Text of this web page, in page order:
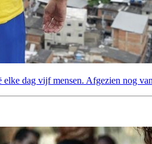
dag vijf mensen. Afgezien nog